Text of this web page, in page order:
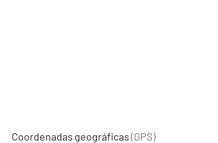
Coordenadas geográficas(GPS)